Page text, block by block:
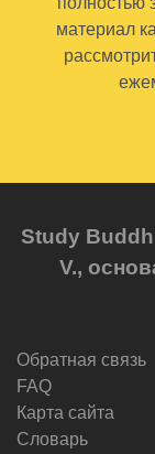
материал
Study
V.,
Обратная связь
FAQ
Карта сайта
Словарь